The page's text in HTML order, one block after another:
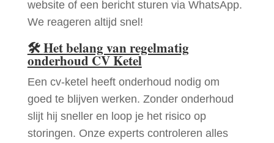
website of een bericht sturen via WhatsApp.
We reageren altijd snel!
🛠Het belang van regelmatig
onderhoud CV Ketel
Een cv-ketel heeft onderhoud nodig om
goed te blijven werken. Zonder onderhoud
slijt hij sneller en loop je het risico op
storingen. Onze experts controleren alles